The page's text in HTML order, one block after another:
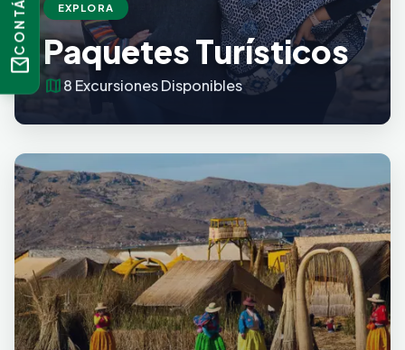
EXPLORA
Paquetes Turísticos
map8 Excursiones Disponibles
mail